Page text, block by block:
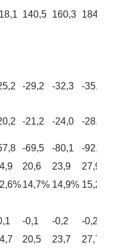
140,5 160,3 184,3
-29,2 -32,3 -35,8
-21,2 -24,0 -28,1
-69,5 -80,1
-92,5
20,6 23,9
27,9
14,7% 14,9% 15,2
-0,1 -0,2
-0,2
20,5 23,7
27,7